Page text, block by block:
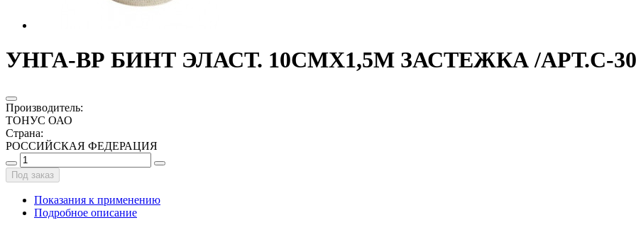
УНГА-ВР БИНТ ЭЛАСТ. 10СМX1,5М ЗАСТЕЖКА /АРТ.С-
Производитель:
ТОНУС ОАО
Страна:
РОССИЙСКАЯ ФЕДЕРАЦИЯ
Под заказ
Показания к применению
Подробное описание